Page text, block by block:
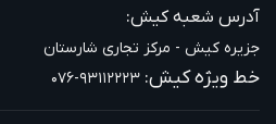
آدرس شعبه کیش:
جزیره کیش - مرکز تجاری شارستان
خط ویژه کیش: ۰۷۶-۹۳۱۱۲۲۲۳